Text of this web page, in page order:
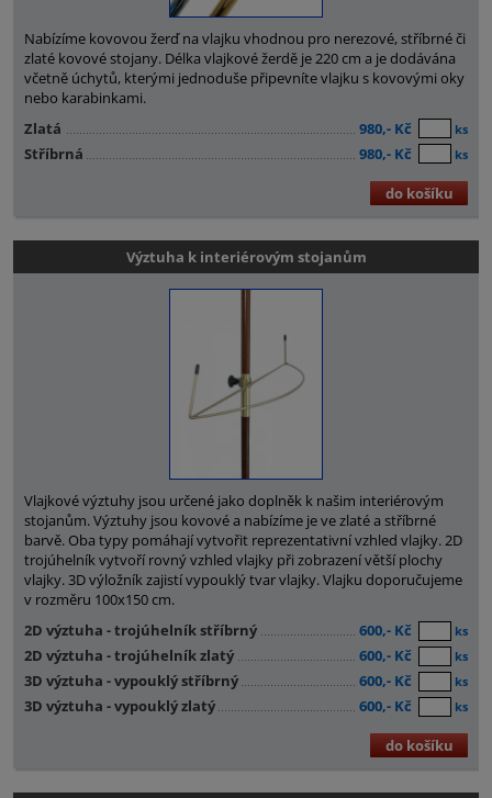
Nabízíme kovovou žerď na vlajku vhodnou pro nerezové, stříbrné či
zlaté kovové stojany. Délka vlajkové žerdě je 220 cm a je dodávána
včetně úchytů, kterými jednoduše připevníte vlajku s kovovými oky
nebo karabinkami.
Zlatá
980,- Kč ks
Stříbrná 980,- Kč ks
do košíku
Výztuha k interiérovým stojanům
Vlajkové výztuhy jsou určené jako doplněk k našim interiérovým
stojanům. Výztuhy jsou kovové a nabízíme je ve zlaté a stříbrné
barvě. Oba typy pomáhají vytvořit reprezentativní vzhled vlajky. 2D
trojúhelník vytvoří rovný vzhled vlajky při zobrazení větší plochy
vlajky. 3D výložník zajistí vypouklý tvar vlajky. Vlajku doporučujeme
v rozměru 100x150 cm.
2D výztuha - trojúhelník stříbrný
600,- Kč ks
2D výztuha - trojúhelník zlatý 600,- Kč ks
3D výztuha - vypouklý stříbrný 600,- Kč ks
3D výztuha - vypouklý zlatý 600,- Kč ks
do košíku